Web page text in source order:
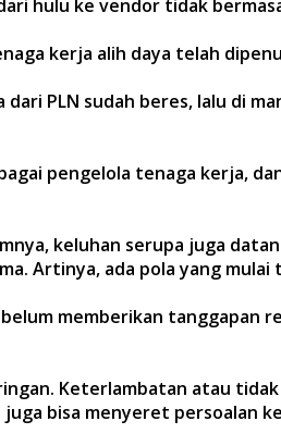
hulu ke vendor tidak
kerja alih daya telah
PLN sudah beres, lalu di
pengelola tenaga kerja,
keluhan serupa juga
Artinya, ada pola yang
memberikan
Keterlambatan atau
bisa menyeret persoalan